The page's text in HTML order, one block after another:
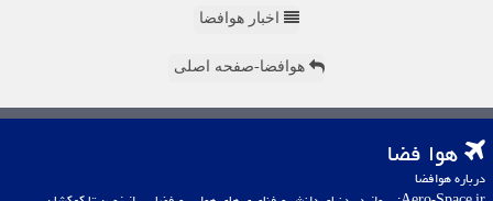
اخبار هوافضا
هوافضا-صفحه اصلی
هوا فضا
درباره هوافضا